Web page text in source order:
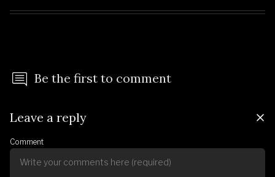
Be the first to comment
Leave a reply
Comment